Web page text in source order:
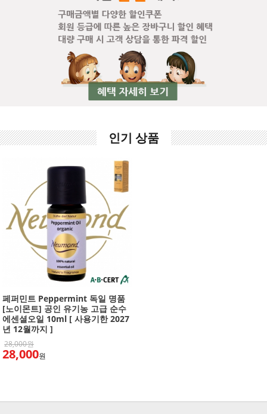
인기 상품
페퍼민트 Peppermint 독일 명품
[노이몬트] 공인 유기농 고급 순수
에센셜오일 10ml [ 사용기한 2027
년 12월까지 ]
28,000원
28,000원